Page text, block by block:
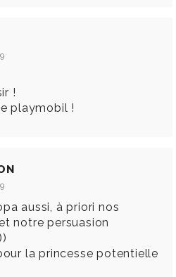
!
playmobil !
aussi, à priori nos
notre persuasion
la princesse potentielle